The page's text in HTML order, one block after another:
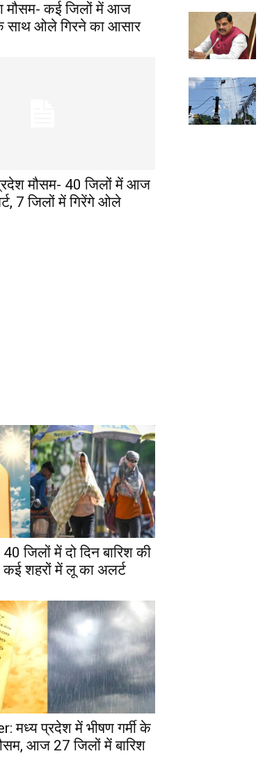
मौसम- कई जिलों में आज
साथ ओले गिरने का आसार
मौसम- 40 जिलों में आज
7 जिलों में गिरेंगे ओले
जिलों में दो दिन बारिश की
शहरों में लू का अलर्ट
मध्य प्रदेश में भीषण गर्मी के
आज 27 जिलों में बारिश